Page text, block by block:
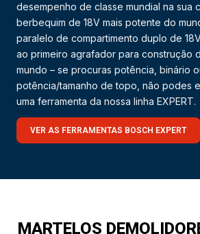
desempenho de classe mundial na sua
berbequim de 18V mais potente do
paralelo de compartimento duplo de
ao primeiro agrafador para construção
mundo – se procuras potência, binário
potência/tamanho de topo, não podes
uma ferramenta da nossa linha EXPERT.
VER AS FERRAMENTAS BOSCH EXPERT
MARTELOS